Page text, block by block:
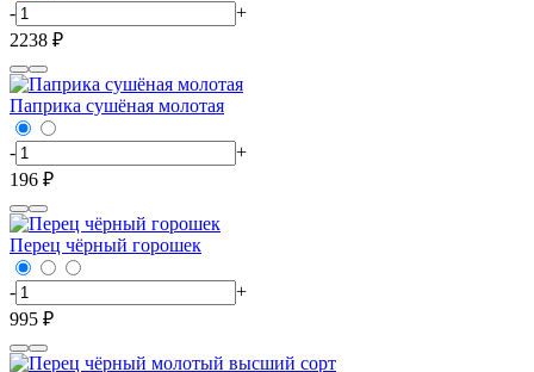
-
+
2238 ₽
Паприка сушёная молотая
-
+
196 ₽
Перец чёрный горошек
-
+
995 ₽